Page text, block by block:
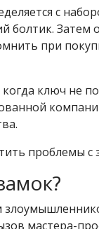
с
болтик. Затем
при
ключ не
проблемы
мастера-